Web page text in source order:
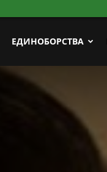
ЕДИНОБОРСТВА